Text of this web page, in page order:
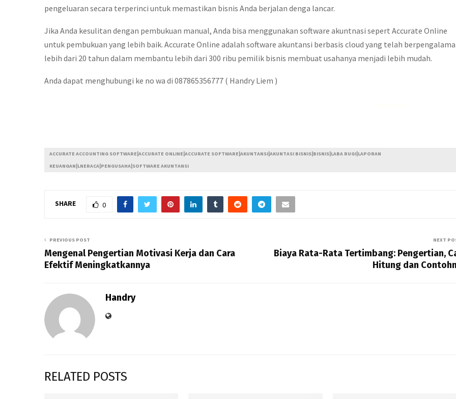
pengeluaran secara terperinci untuk memastikan bisnis Anda berjalan denga lancar.
Jika Anda kesulitan dengan pembukuan manual, Anda bisa menggunakan software akuntnasi sepert Accurate Online
untuk pembukuan yang lebih baik. Accurate Online adalah software akuntansi berbasis cloud yang telah
lebih dari 20 tahun dalam membantu lebih dari 300 ribu pemilik bisnis membuat usahanya menjadi lebih mudah.
Anda dapat menghubungi ke no wa di 087865356777 ( Handry Liem )
ACCURATE ACCOUNTING SOFTWARE|ACCURATE ONLINE|ACCURATE SOFTWARE|AKUNTANSI|AKUNTASI BISNIS|BISNIS|LABA RUGI|LAPORAN
KEUANGAN|LNERACA|PENGUSAHA|SOFTWARE AKUNTANSI
SHARE 0
PREVIOUS POST
Mengenal Pengertian Motivasi Kerja dan Cara
Efektif Meningkatkannya
NEXT
Biaya Rata-Rata Tertimbang: Pengertian,
Hitung dan
Handry
RELATED POSTS